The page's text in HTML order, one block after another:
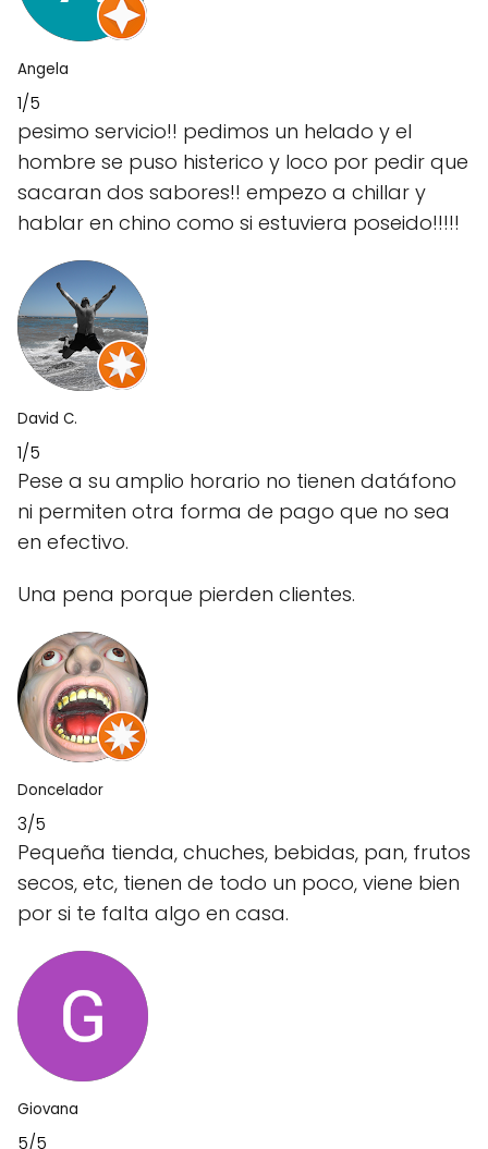
Angela
1/5
pesimo servicio!! pedimos un helado y el
hombre se puso histerico y loco por pedir que
sacaran dos sabores!! empezo a chillar y
hablar en chino como si estuviera poseido!!!!!
David C.
1/5
Pese a su amplio horario no tienen datáfono
ni permiten otra forma de pago que no sea
en efectivo.
Una pena porque pierden clientes.
Doncelador
3/5
Pequeña tienda, chuches, bebidas, pan, frutos
secos, etc, tienen de todo un poco, viene bien
por si te falta algo en casa.
Giovana
5/5